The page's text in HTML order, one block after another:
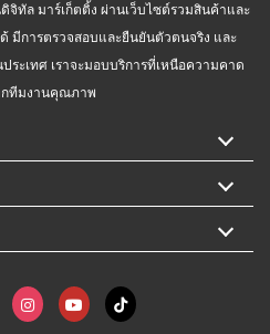
ทัล มาร์เก็ตติ้ง ผ่านเว็บไซต์รวมสินค้าและ
มีการตรวจสอบและยืนยันตัวตนจริง และ
ะเทศ เราจะมอบบริการที่เหนือความคาด
ทีมงานคุณภาพ